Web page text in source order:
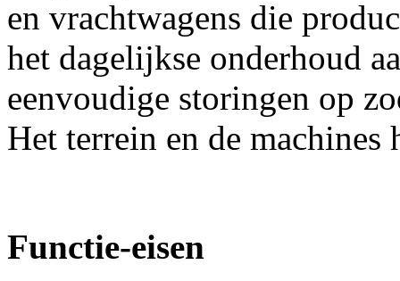
en vrachtwagens die
het dagelijkse onderhoud
eenvoudige storingen op
Het terrein en de machines
Functie-eisen